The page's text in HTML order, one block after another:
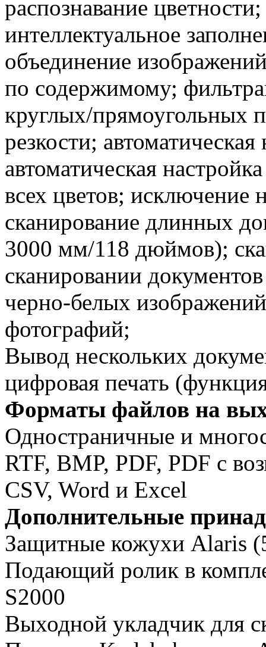
распознавание
интеллектуальное
объединение
по содержимому;
круглых/прямоугольных
резкости;
автоматическая
всех цветов; исключение
сканирование длинных
3000 мм/118 дюймов);
сканировании
черно-белых
фотографий;
Вывод нескольких
цифровая печать
Форматы файлов на
Одностраничные и
RTF, BMP, PDF, PDF с
CSV, Word и Excel
Дополнительные
Защитные кожухи Alaris
Подающий ролик в
S2000
Выходной укладчик для